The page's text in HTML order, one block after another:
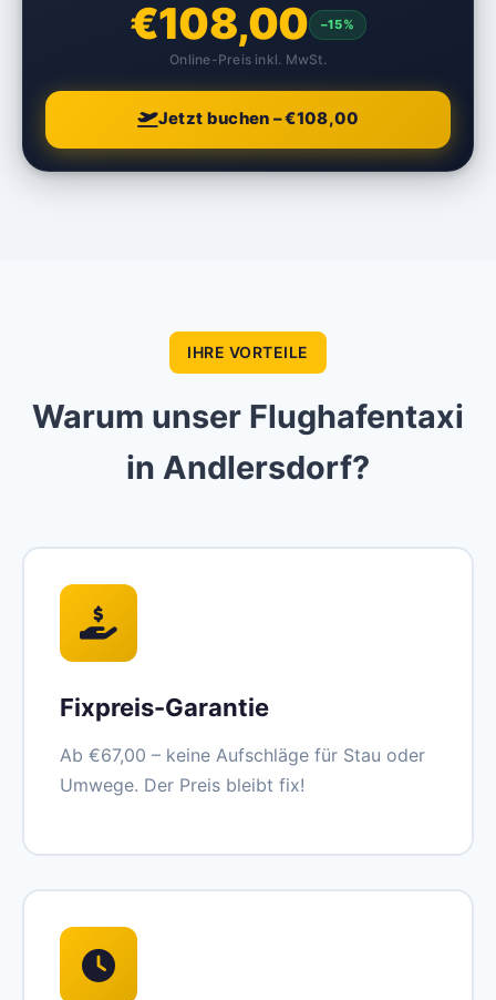
€108,00 –15%
Online-Preis inkl. MwSt.
Jetzt buchen – €108,00
IHRE VORTEILE
Warum unser Flughafentaxi
in Andlersdorf?
Fixpreis-Garantie
Ab €67,00 – keine Aufschläge für Stau oder
Umwege. Der Preis bleibt fix!